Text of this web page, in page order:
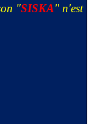
"SISKA" n'est